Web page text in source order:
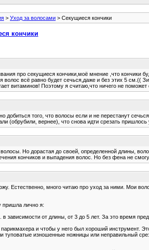
> Уход за волосами > Секущиеся кончики
кончики
про секущиеся кончики,моё мнение ,что кончики
всё равно будет сечься,даже и без этих 5 см.((
витаминов! Поэтому я считаю,что ничего не
добиться того, что волосы если и не перестанут
(обрубили, вернее), что снова идти срезать пришлось
Но дорастая до своей, определенной длины,
кончиков и выпадения волос. Но без фена не
Естественно, много читаю про уход за ними. Мои
пришла лично я:
зависимости от длины, от 3 до 5 лет. За это время
и чтобы у него был хороший инструмент.
туповатые изношенные ножницы или неправильный